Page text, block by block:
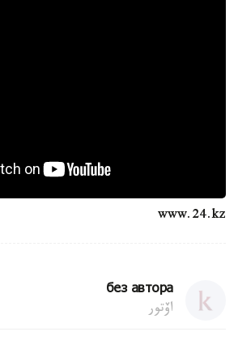
www.24.kz
без автора
اۆتور